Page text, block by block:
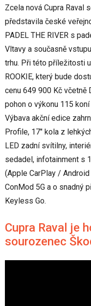
Zcela nová Cupra Raval
představila české
PADEL THE RIVER s
Vltavy a současně
trhu. Při této příležitosti
ROOKIE, který bude
cenu 649 900 Kč včetně
pohon o výkonu 115
Výbava akční edice
Profile, 17" kola z
LED zadní svítilny,
sedadel, infotainment s
(Apple CarPlay /
ConMod 5G a o snadný
Keyless Go.
Cupra Raval je
sourozenec